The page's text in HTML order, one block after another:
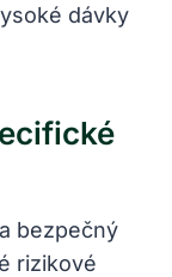
dávky
bezpečný
rizikové